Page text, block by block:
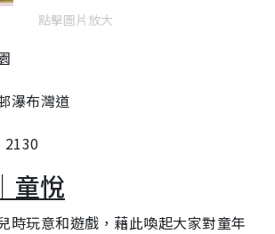
點擊圖片放大
瀑布灣道
2130
童悅
時玩意和遊戲，藉此喚起大家對童年